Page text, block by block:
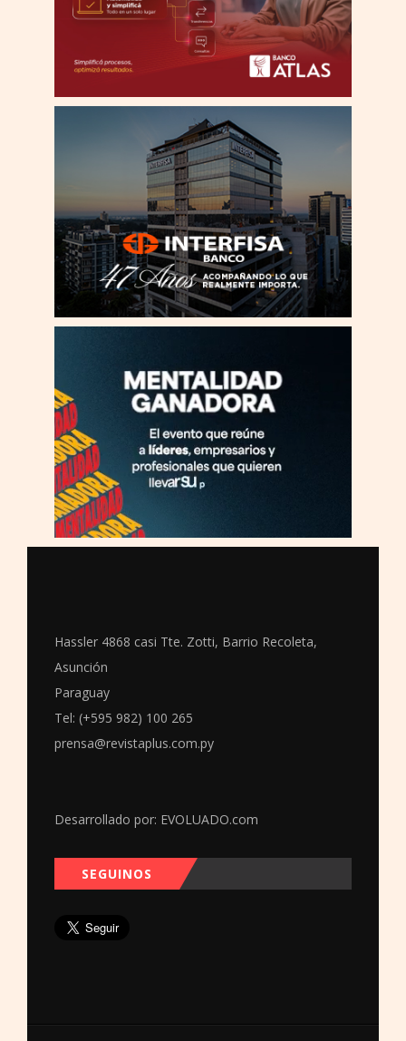
Hassler 4868 casi Tte. Zotti, Barrio Recoleta,
Asunción
Paraguay
Tel: (+595 982) 100 265
prensa@revistaplus.com.py
Desarrollado por: EVOLUADO.com
SEGUINOS